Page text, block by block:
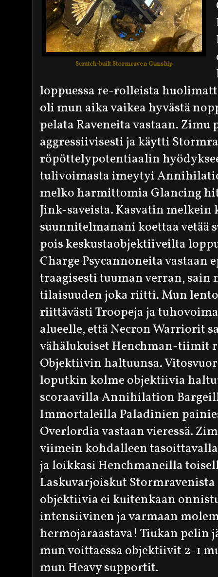
Scratch-built Stormraven Gunship
loppuessa re-rolleista
oli mun aika vaikea hyvästä
pelata Raveneita vastaan. Zimu
aggressiivisesti ja käytti
röpöttelypotentiaalin
tulivoimasta imeytyi
melko harmittomia Glancing
Jink-saveista. Kasvatin
suunnitelmanani koettaa
pois keskustaobjektiiveilta
Charge Psycannoneita
traagisesti tuuman verran, sain
tilaisuuden joka riitti. Mun
riittävästi Troopeja ja
alueelle, että Necron Warriorit
vähälukuiset Henchman-tiimit
Objektiivin haltuunsa.
loputkin kolme objektiivia
scoraavilla Annihilation
Immortaleilla Paladinien
Overlordia vastaan vieressä.
viimein kohdalleen
ja loikkasi Henchmaneilla
Laskuvarjoiskut
objektiivia ei kuitenkaan
intensiivinen ja varmaan
hermojaraastava! Tiukan pelin
mun voittaessa objektiivit 2-1
mun Heavy supportit.